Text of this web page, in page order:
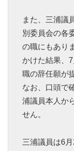
また、三浦議
別委員会の各
の職にもあり
かけた結果、
職の辞任願が
なお、口頭で
浦議員本人か
せん。
三浦議員は6